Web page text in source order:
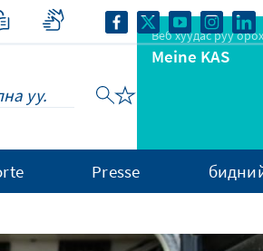
Веб хуудас руу орох
Meine KAS
Presse